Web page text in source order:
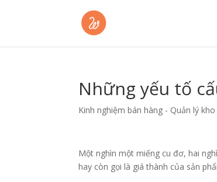
Những yếu tố
Kinh nghiệm bán hàng - Quản lý
Một nghìn một miếng cu đơ, hai
hay còn gọi là giá thành của sản